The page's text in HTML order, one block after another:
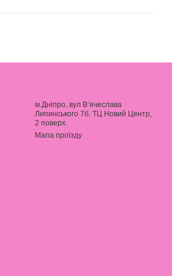
м.Дніпро, вул В‘ячеслава
Липинського 7б. ТЦ Новий Центр,
2 поверх.
Мапа проїзду